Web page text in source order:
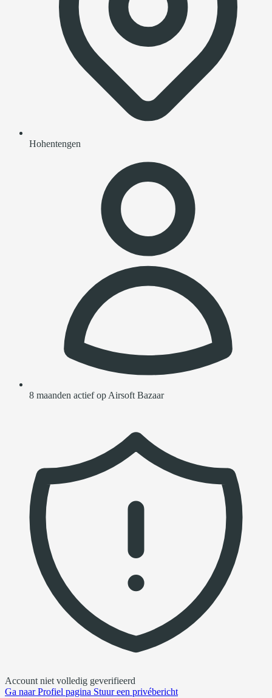
Hohentengen
8 maanden actief op Airsoft Bazaar
Account niet volledig geverifieerd
Ga naarProfiel pagina Stuur een privébericht